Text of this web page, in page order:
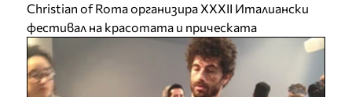
Christian of Roma организира XXXII Италиански
фестивал на красотата и прическата